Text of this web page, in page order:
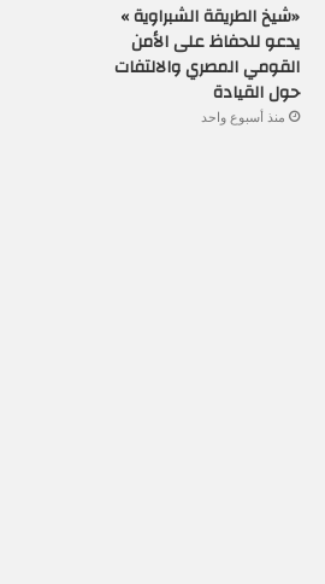
«شيخ الطريقة الشبراوية »
يدعو للحفاظ على الأمن
القومي المصري والالتفات
حول القيادة
منذ أسبوع واحد